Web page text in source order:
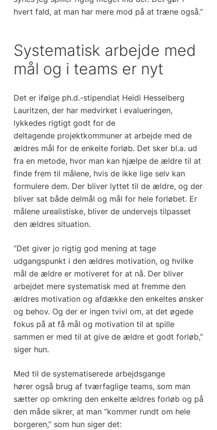
hvert fald, at man har mere mod på at træne også.”
Systematisk arbejde med
mål og i teams er nyt
Det er ifølge ph.d.-stipendiat Heidi Hesselberg
Lauritzen, der har medvirket i evalueringen,
lykkedes rigtigt godt for de
deltagende projektkommuner at arbejde med de
ældres mål for de enkelte forløb. Det sker bl.a. ud
fra en metode, hvor man kan hjælpe de ældre til at
finde frem til målene, hvis de ikke lige selv kan
formulere dem. Der bliver lyttet til de ældre, og der
bliver sat både delmål og mål for hele forløbet. Er
målene urealistiske, bliver de undervejs tilpasset
den ældres situation.
”Det giver jo rigtig god mening at tage
udgangspunkt i den ældres motivation, og hvilke
mål de ældre er motiveret for at nå. Der bliver
arbejdet mere systematisk med at fremme den
ældres motivation og afdække den enkeltes ønsker
og behov. Og der er ingen tvivl om, at det øgede
fokus på at få mål og motivation til at spille
sammen er med til at give de ældre et godt forløb,”
siger hun.
Med til de systematiserede arbejdsgange
hører også brug af tværfaglige teams, som man
sætter op omkring den enkelte ældres forløb og på
den måde sikrer, at man ”kommer rundt om hele
borgeren,” som hun siger det: